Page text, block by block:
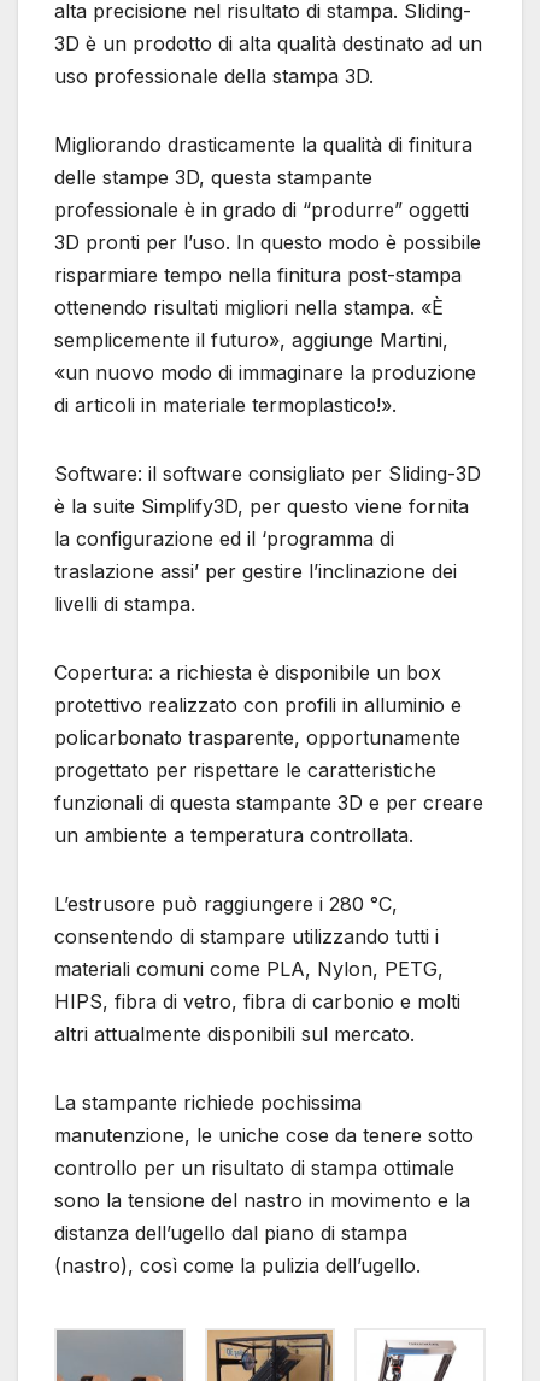
alta precisione nel risultato di stampa. Sliding-
3D è un prodotto di alta qualità destinato ad un
uso professionale della stampa 3D.
Migliorando drasticamente la qualità di finitura
delle stampe 3D, questa stampante
professionale è in grado di “produrre” oggetti
3D pronti per l’uso. In questo modo è possibile
risparmiare tempo nella finitura post-stampa
ottenendo risultati migliori nella stampa. «È
semplicemente il futuro», aggiunge Martini,
«un nuovo modo di immaginare la produzione
di articoli in materiale termoplastico!».
Software: il software consigliato per Sliding-3D
è la suite Simplify3D, per questo viene fornita
la configurazione ed il ‘programma di
traslazione assi’ per gestire l’inclinazione dei
livelli di stampa.
Copertura: a richiesta è disponibile un box
protettivo realizzato con profili in alluminio e
policarbonato trasparente, opportunamente
progettato per rispettare le caratteristiche
funzionali di questa stampante 3D e per creare
un ambiente a temperatura controllata.
L’estrusore può raggiungere i 280 °C,
consentendo di stampare utilizzando tutti i
materiali comuni come PLA, Nylon, PETG,
HIPS, fibra di vetro, fibra di carbonio e molti
altri attualmente disponibili sul mercato.
La stampante richiede pochissima
manutenzione, le uniche cose da tenere sotto
controllo per un risultato di stampa ottimale
sono la tensione del nastro in movimento e la
distanza dell’ugello dal piano di stampa
(nastro), così come la pulizia dell’ugello.